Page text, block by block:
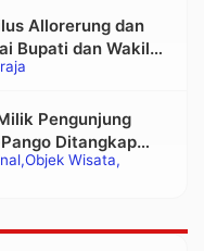
Allorerung dan
Bupati dan Wakil
Objek Wisata
Pengunjung
Ditangkap